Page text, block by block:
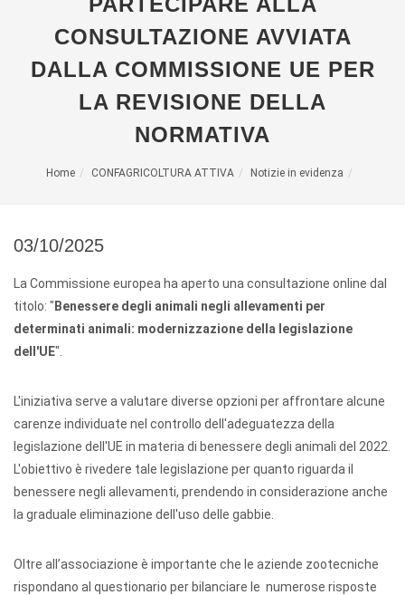
CONSULTAZIONE AVVIATA
DALLA COMMISSIONE UE PER
LA REVISIONE DELLA
NORMATIVA
Home CONFAGRICOLTURA ATTIVA Notizie in evidenza
03/10/2025
La Commissione europea ha aperto una consultazione online dal
titolo: " Benessere degli animali negli allevamenti per
determinati animali: modernizzazione della legislazione
dell'UE".
L'iniziativa serve a valutare diverse opzioni per affrontare alcune
carenze individuate nel controllo dell'adeguatezza della
legislazione dell'UE in materia di benessere degli animali del 2022.
L'obiettivo è rivedere tale legislazione per quanto riguarda il
benessere negli allevamenti, prendendo in considerazione anche
la graduale eliminazione dell'uso delle gabbie.
Oltre all’associazione è importante che le aziende zootecniche
rispondano al questionario per bilanciare le numerose risposte